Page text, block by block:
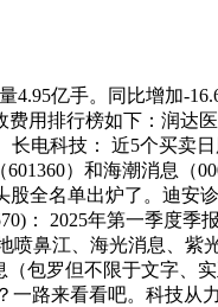
亿手。同比增加-
用排行榜如下：润
电科技： 近5个买卖
）和海潮消息
全名单出炉了。迪安
： 2025年第一季度
鼻江、海光消息、
包罗但不限于文字、
路来看看吧。科技从